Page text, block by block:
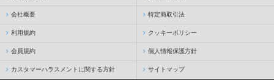
会社概要 特定商取引法
利用規約 クッキーポリシー
会員規約 個人情報保護方針
カスタマーハラスメントに関する方針 サイトマップ